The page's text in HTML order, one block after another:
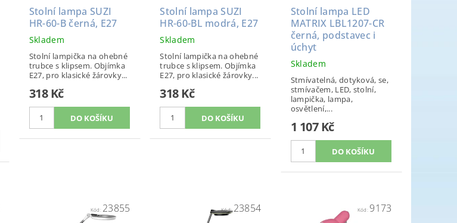
Stolní lampa SUZI
HR-60-B černá, E27
Skladem
Stolní lampička na ohebné
trubce s klipsem. Objímka
E27, pro klasické žárovky...
318 Kč
Stolní lampa SUZI
HR-60-BL modrá, E27
Skladem
Stolní lampička na ohebné
trubce s klipsem. Objímka
E27, pro klasické žárovky...
318 Kč
Stolní lampa LED
MATRIX LBL1207-CR
černá, podstavec i
úchyt
Skladem
Stmívatelná, dotyková, se,
stmívačem, LED, stolní,
lampička, lampa,
osvětlení,...
1 107 Kč
Kód: 23855 Kód:23854 Kód: 9173